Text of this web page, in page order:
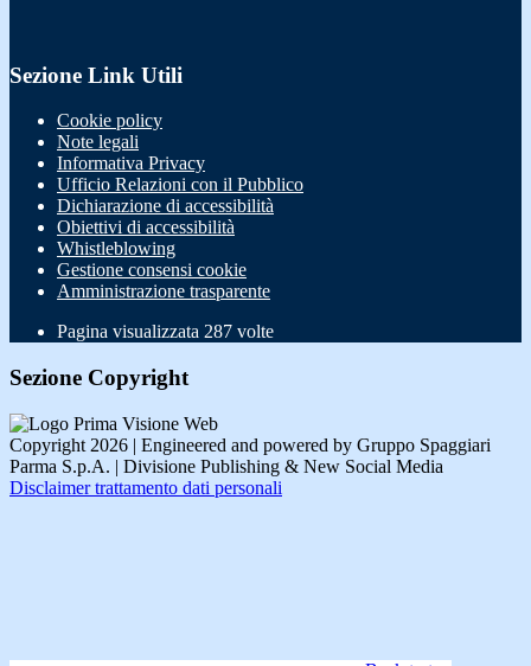
Sezione Link Utili
Cookie policy
Note legali
Informativa Privacy
Ufficio Relazioni con il Pubblico
Dichiarazione di accessibilità
Obiettivi di accessibilità
Whistleblowing
Gestione consensi cookie
Amministrazione trasparente
Pagina visualizzata 287 volte
Sezione Copyright
Copyright 2026 | Engineered and powered by Gruppo Spaggiari
Parma S.p.A. | Divisione Publishing & New Social Media
Disclaimer trattamento dati personali